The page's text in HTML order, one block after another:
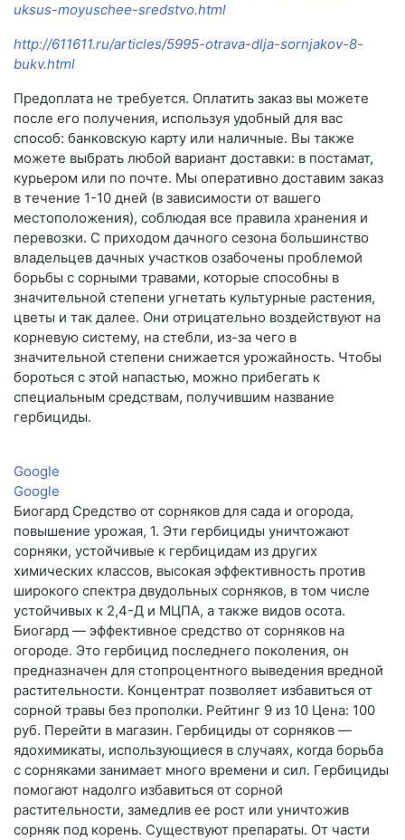
uksus-moyuschee-sredstvo.html
http://611611.ru/articles/5995-otrava-dlja-sornjakov-8-
bukv.html
Предоплата не требуется. Оплатить заказ вы можете
после его получения, используя удобный для вас
способ: банковскую карту или наличные. Вы также
можете выбрать любой вариант доставки: в постамат,
курьером или по почте. Мы оперативно доставим заказ
в течение 1-10 дней (в зависимости от вашего
местоположения), соблюдая все правила хранения и
перевозки. С приходом дачного сезона большинство
владельцев дачных участков озабочены проблемой
борьбы с сорными травами, которые способны в
значительной степени угнетать культурные растения,
цветы и так далее. Они отрицательно воздействуют на
корневую систему, на стебли, из-за чего в
значительной степени снижается урожайность. Чтобы
бороться с этой напастью, можно прибегать к
специальным средствам, получившим название
гербициды.
Google
Google
Биогард Средство от сорняков для сада и огорода,
повышение урожая, 1. Эти гербициды уничтожают
сорняки, устойчивые к гербицидам из других
химических классов, высокая эффективность против
широкого спектра двудольных сорняков, в том числе
устойчивых к 2,4-Д и МЦПА, а также видов осота.
Биогард — эффективное средство от сорняков на
огороде. Это гербицид последнего поколения, он
предназначен для стопроцентного выведения вредной
растительности. Концентрат позволяет избавиться от
сорной травы без прополки. Рейтинг 9 из 10 Цена: 100
руб. Перейти в магазин. Гербициды от сорняков —
ядохимикаты, использующиеся в случаях, когда борьба
с сорняками занимает много времени и сил. Гербициды
помогают надолго избавиться от сорной
растительности, замедлив ее рост или уничтожив
сорняк под корень. Существуют препараты. От части